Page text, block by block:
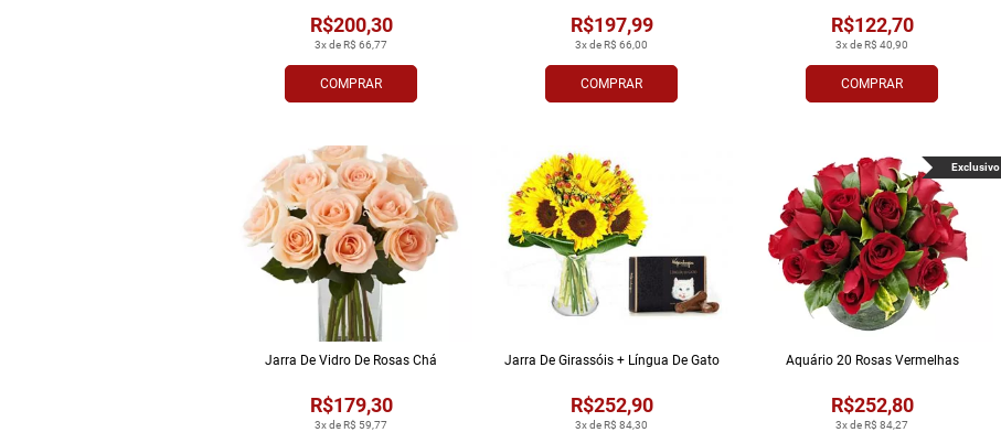
COMPRAR
3x de R$ 66,77
R$200,30
COMPRAR
3x de R$ 66,00
R$197,99
COMPRAR
3x de R$ 40,90
R$122,70
3x de R$ 59,77
R$179,30
Jarra De Vidro De Rosas Chá
3x de R$ 84,30
R$252,90
Jarra De Girassóis + Língua De Gato
3x de R$ 84,27
R$252,80
Aquário 20 Rosas Vermelhas
Exclusivo